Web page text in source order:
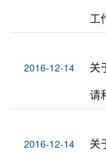
工
2016-12-14
关
请
2016-12-14
关